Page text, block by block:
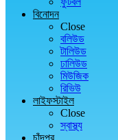
বিনোদন
Close
বলিউড
টালিউড
ঢালিউড
মিউজিক
রিভিউ
লাইফস্টাইল
Close
স্বাস্থ্য
চাঁদপুর